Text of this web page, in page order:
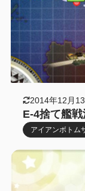
2014年12月
E-4捨て艦
アイアンボトム